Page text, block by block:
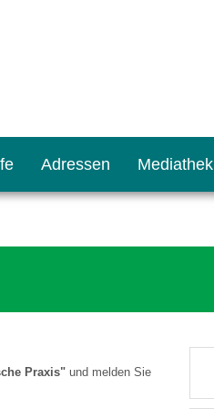
Adressen Mediathek
Praxis" und melden Sie